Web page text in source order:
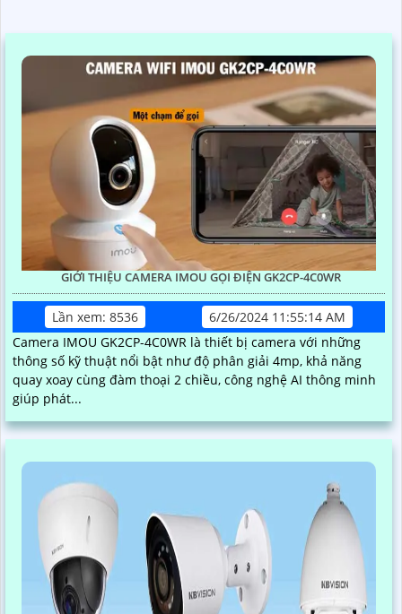
GIỚI THIỆU CAMERA IMOU GỌI ĐIỆN GK2CP-4C0WR
Lần xem: 8536
6/26/2024 11:55:14 AM
Camera IMOU GK2CP-4C0WR là thiết bị camera với những
thông số kỹ thuật nổi bật như độ phân giải 4mp, khả năng
quay xoay cùng đàm thoại 2 chiều, công nghệ AI thông minh
giúp phát...